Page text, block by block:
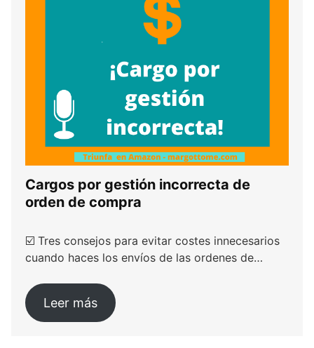
Cargos por gestión incorrecta de
orden de compra
☑️ Tres consejos para evitar costes innecesarios
cuando haces los envíos de las ordenes de…
Leer más